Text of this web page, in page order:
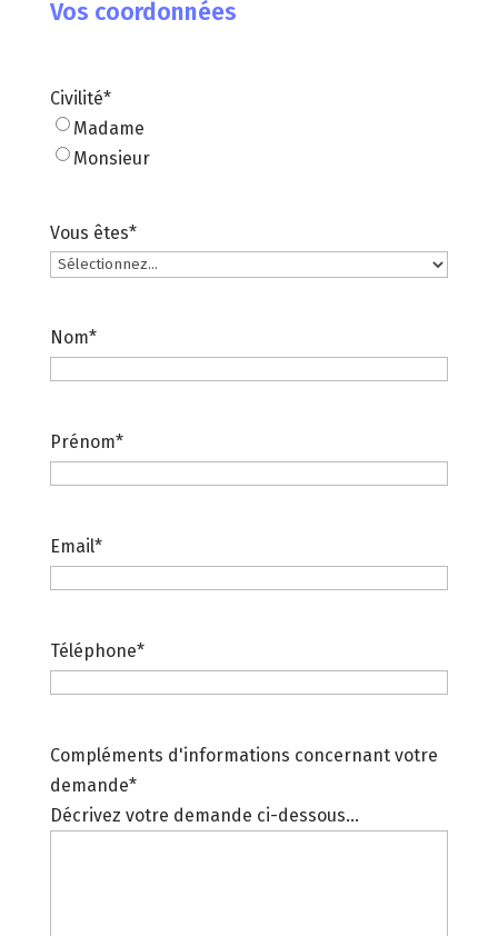
Vos coordonnées
Civilité*
Madame
Monsieur
Vous êtes*
Nom*
Prénom*
Email*
Téléphone*
Compléments d'informations concernant votre
demande*
Décrivez votre demande ci-dessous...